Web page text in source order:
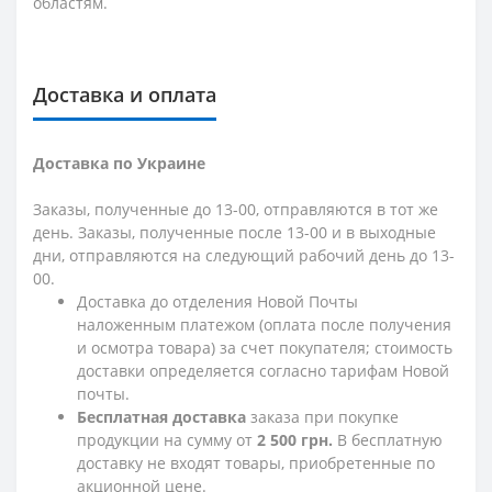
Доставка и оплата
Доставка по Украине
Заказы, полученные до 13-00, отправляются в тот же
день. Заказы, полученные после 13-00 и в выходные
дни, отправляются на следующий рабочий день до 13-
00.
Доставка до отделения Новой Почты
наложенным платежом (оплата после получения
и осмотра товара) за счет покупателя; стоимость
доставки определяется согласно тарифам Новой
почты.
Бесплатная доставка заказа при покупке
продукции на сумму от 2 500 грн. В бесплатную
доставку не входят товары, приобретенные по
акционной цене.